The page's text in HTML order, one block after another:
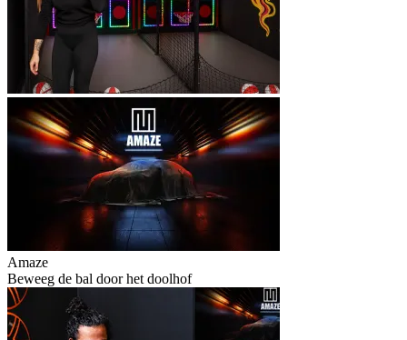
Amaze
Beweeg de bal door het doolhof